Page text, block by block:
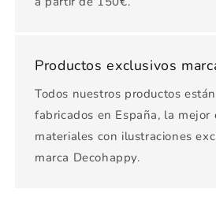
Productos exclusivos
Todos nuestros productos
fabricados en España, la mejor
materiales con ilustraciones
marca Decohappy.